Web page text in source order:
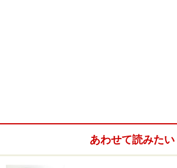
あわせて読みたい